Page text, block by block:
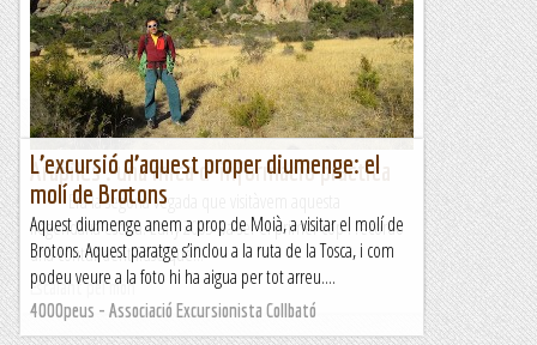
sé com posar-m´hi...En aquests posts sobre Noruega aniré
seguint (més o menys ) un ordre cronològic del que...
Escalant pel món
Arapiles . una mica d' informació pràctica
Era la segona vegada que visitàvem aquesta
llegendària escola. L’any 2003 va ser el primer cop i recordo
una contundent frase que...
Escalant pel món
L’excursió d’aquest proper diumenge: el
molí de Brotons
Aquest diumenge anem a prop de Moià, a visitar el molí de
Brotons. Aquest paratge s’inclou a la ruta de la Tosca, i com
podeu veure a la foto hi ha aigua per tot arreu....
4000peus - Associació Excursionista Collbató